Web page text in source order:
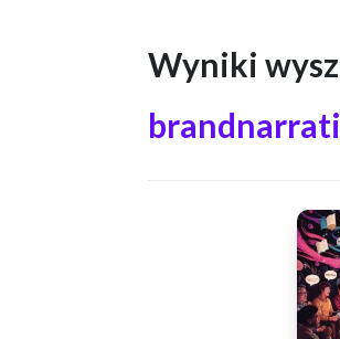
Wyniki